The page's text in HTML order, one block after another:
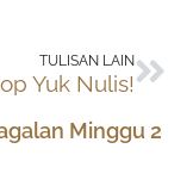
TULISAN LAIN
Yuk Nulis!
Next
Minggu 2